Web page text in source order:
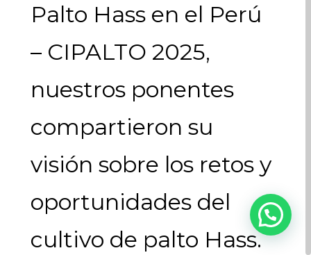
Palto Hass en el Perú
– CIPALTO 2025,
nuestros ponentes
compartieron su
visión sobre los retos y
oportunidades del
cultivo de palto Hass.